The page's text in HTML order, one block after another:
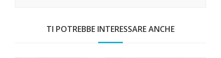
TI POTREBBE INTERESSARE ANCHE